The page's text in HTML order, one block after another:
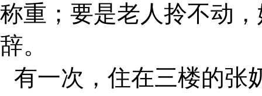
称重；要是老人拎不动
辞。
有一次，住在三楼的张